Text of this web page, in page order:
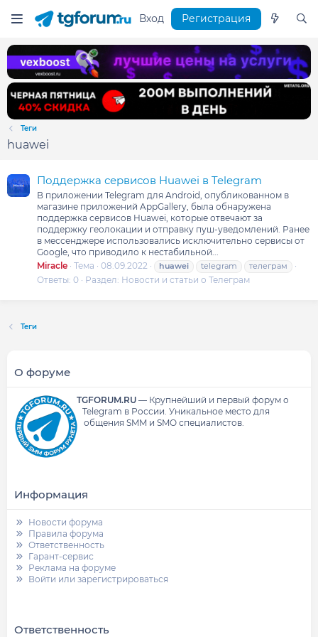
Вход Регистрация
Теги
huawei
Поддержка сервисов Huawei в Telegram
В приложении Telegram для Android, опубликованном в
магазине приложений AppGallery, была обнаружена
поддержка сервисов Huawei, которые отвечают за
поддержку геолокации и отправку пуш-уведомлений. Ранее
в мессенджере использовались исключительно сервисы от
Google, что приводило к нестабильной...
Miracle Тема 08.09.2022 huawei telegram телеграм
Ответы: 0 Раздел: Новости и статьи о Телеграм
Теги
О форуме
TGFORUM.RU— Крупнейший и первый форум о
Telegram в России. Уникальное место для
общения SMM и SMO специалистов.
Информация
Новости форума
Правила форума
Ответственность
Гарант-сервис
Реклама на форуме
Войти или зарегистрироваться
Ответственность